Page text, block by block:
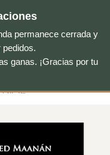
permanece cerrada y
pedidos.
ganas. ¡Gracias por tu